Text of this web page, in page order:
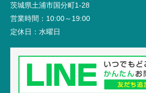
茨城県土浦市国分町1-28
営業時間： 10:00～19:00
定休日： 水曜日